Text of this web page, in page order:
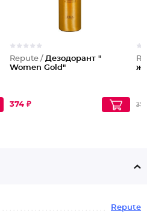
Repute / Дезодорант "
Women Gold"
374 ₽ 373
Repute